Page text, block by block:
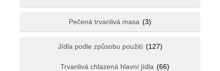
Pečená trvanlivá masa (3)
Jídla podle způsobu použití (127)
Trvanlivá chlazená hlavní jídla (66)